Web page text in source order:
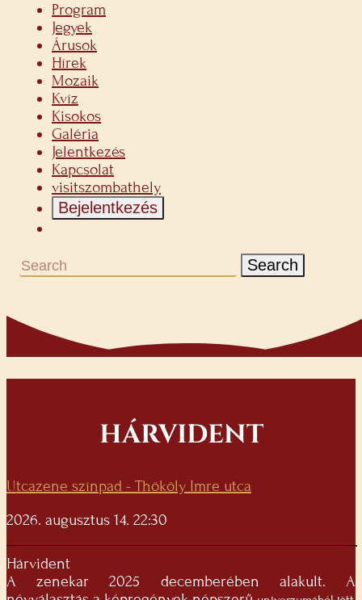
Program
Jegyek
Árusok
Hírek
Mozaik
Kvíz
Kisokos
Galéria
Jelentkezés
Kapcsolat
visitszombathely
Bejelentkezés
Search
HÁRVIDENT
Utcazene színpad - Thököly Imre utca
2026. augusztus 14. 22:30
Hárvident
A zenekar 2025 decemberében alakult. A